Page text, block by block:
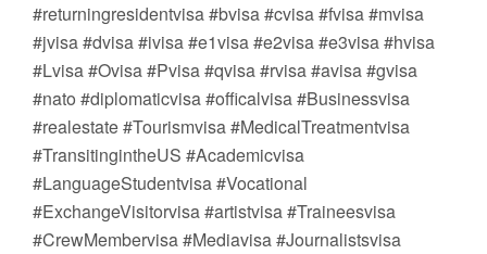
#returningresidentvisa #bvisa #cvisa #fvisa #mvisa
#jvisa #dvisa #ivisa #e1visa #e2visa #e3visa #hvisa
#Lvisa #Ovisa #Pvisa #qvisa #rvisa #avisa #gvisa
#nato #diplomaticvisa #officalvisa #Businessvisa
#realestate #Tourismvisa #MedicalTreatmentvisa
#TransitingintheUS #Academicvisa
#LanguageStudentvisa #Vocational
#ExchangeVisitorvisa #artistvisa #Traineesvisa
#CrewMembervisa #Mediavisa #Journalistsvisa